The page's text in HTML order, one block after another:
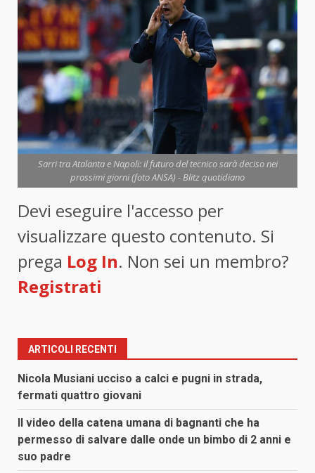
Sarri tra Atalanta e Napoli: il futuro del tecnico sarà deciso nei
prossimi giorni (foto ANSA) - Blitz quotidiano
Devi eseguire l'accesso per
visualizzare questo contenuto. Si
prega Log In. Non sei un membro?
Registrati
ARTICOLI RECENTI
Nicola Musiani ucciso a calci e pugni in strada,
fermati quattro giovani
Il video della catena umana di bagnanti che ha
permesso di salvare dalle onde un bimbo di 2 anni e
suo padre